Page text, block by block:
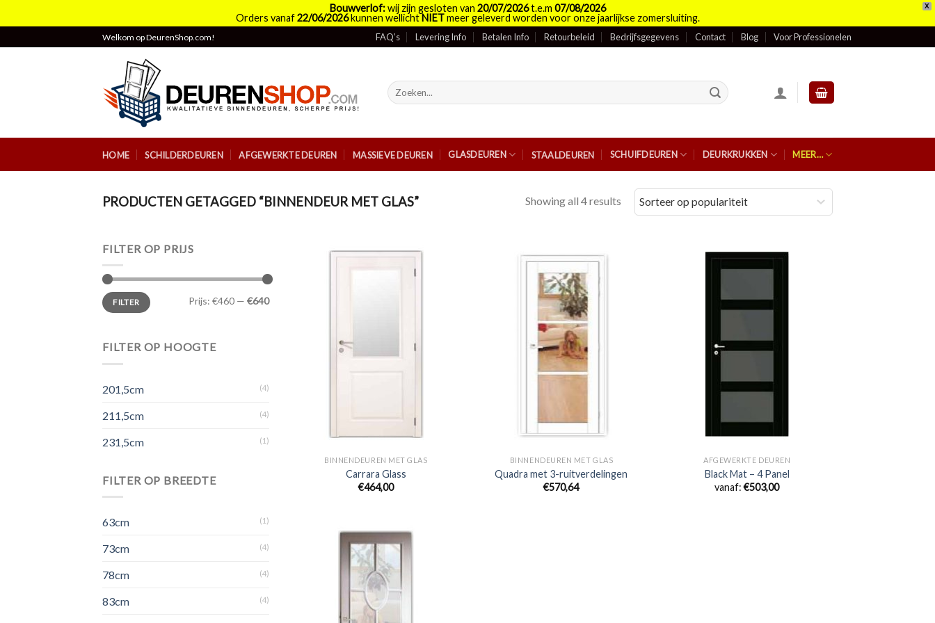
X
Bouwverlof:wij zijn gesloten van 20/07/2026t.e.m 07/08/2026
Orders vanaf22/06/2026kunnen wellichtNIETmeer geleverd worden voor onze jaarlijkse zomersluiting.
to
Welkom op DeurenShop.com! FAQ’s Levering Info Betalen Info Retourbeleid Bedrijfsgegevens Contact Blog Voor Professionelen
Zoeken
naar:
HOME SCHILDERDEUREN AFGEWERKTE DEUREN MASSIEVE DEUREN GLASDEUREN STAALDEUREN SCHUIFDEUREN DEURKRUKKEN MEER…
PRODUCTEN GETAGGED “BINNENDEUR MET GLAS” Showing all 4 results
FILTER OP PRIJS
Min.
prijs
Max.
prijsFILTER Prijs: €460 — €640
FILTER OP HOOGTE
201,5cm (4)
211,5cm (4)
231,5cm (1)
FILTER OP BREEDTE
63cm (1)
73cm (4)
78cm (4)
83cm (4)
BINNENDEUREN MET GLAS
Carrara Glass
€464,00
BINNENDEUREN MET GLAS
Quadra met 3-ruitverdelingen
€570,64
AFGEWERKTE DEUREN
Black Mat – 4 Panel
vanaf:€503,00